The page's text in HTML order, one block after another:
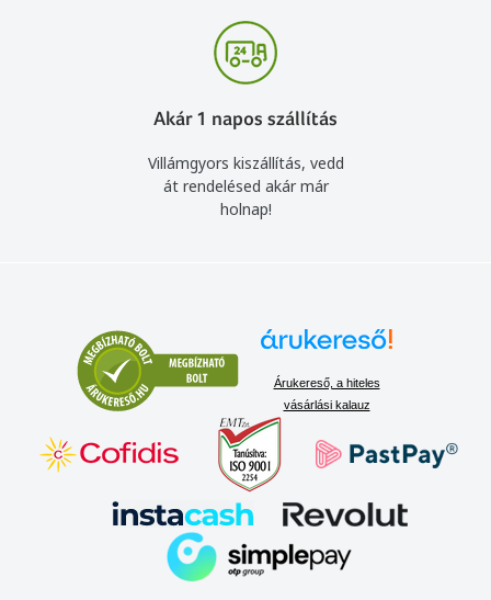
Akár 1 napos szállítás
Villámgyors kiszállítás, vedd
át rendelésed akár már
holnap!
Árukereső, a hiteles
vásárlási kalauz